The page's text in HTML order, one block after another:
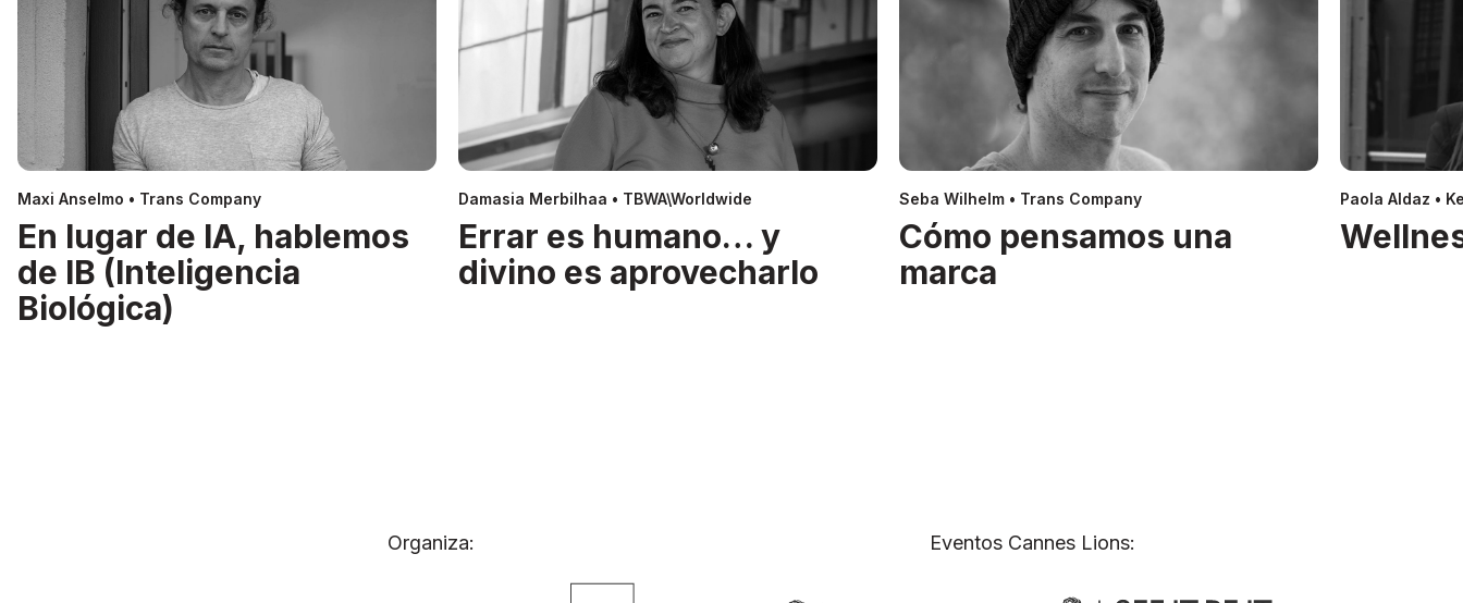
Maxi Anselmo • Trans Company
En lugar de IA, hablemos
de IB (Inteligencia
Biológica)
Damasia Merbilhaa • TBWA\Worldwide
Errar es humano… y
divino es aprovecharlo
Seba Wilhelm • Trans Company
Cómo pensamos una
marca
Paola Aldaz •
Organiza: Eventos Cannes Lions: